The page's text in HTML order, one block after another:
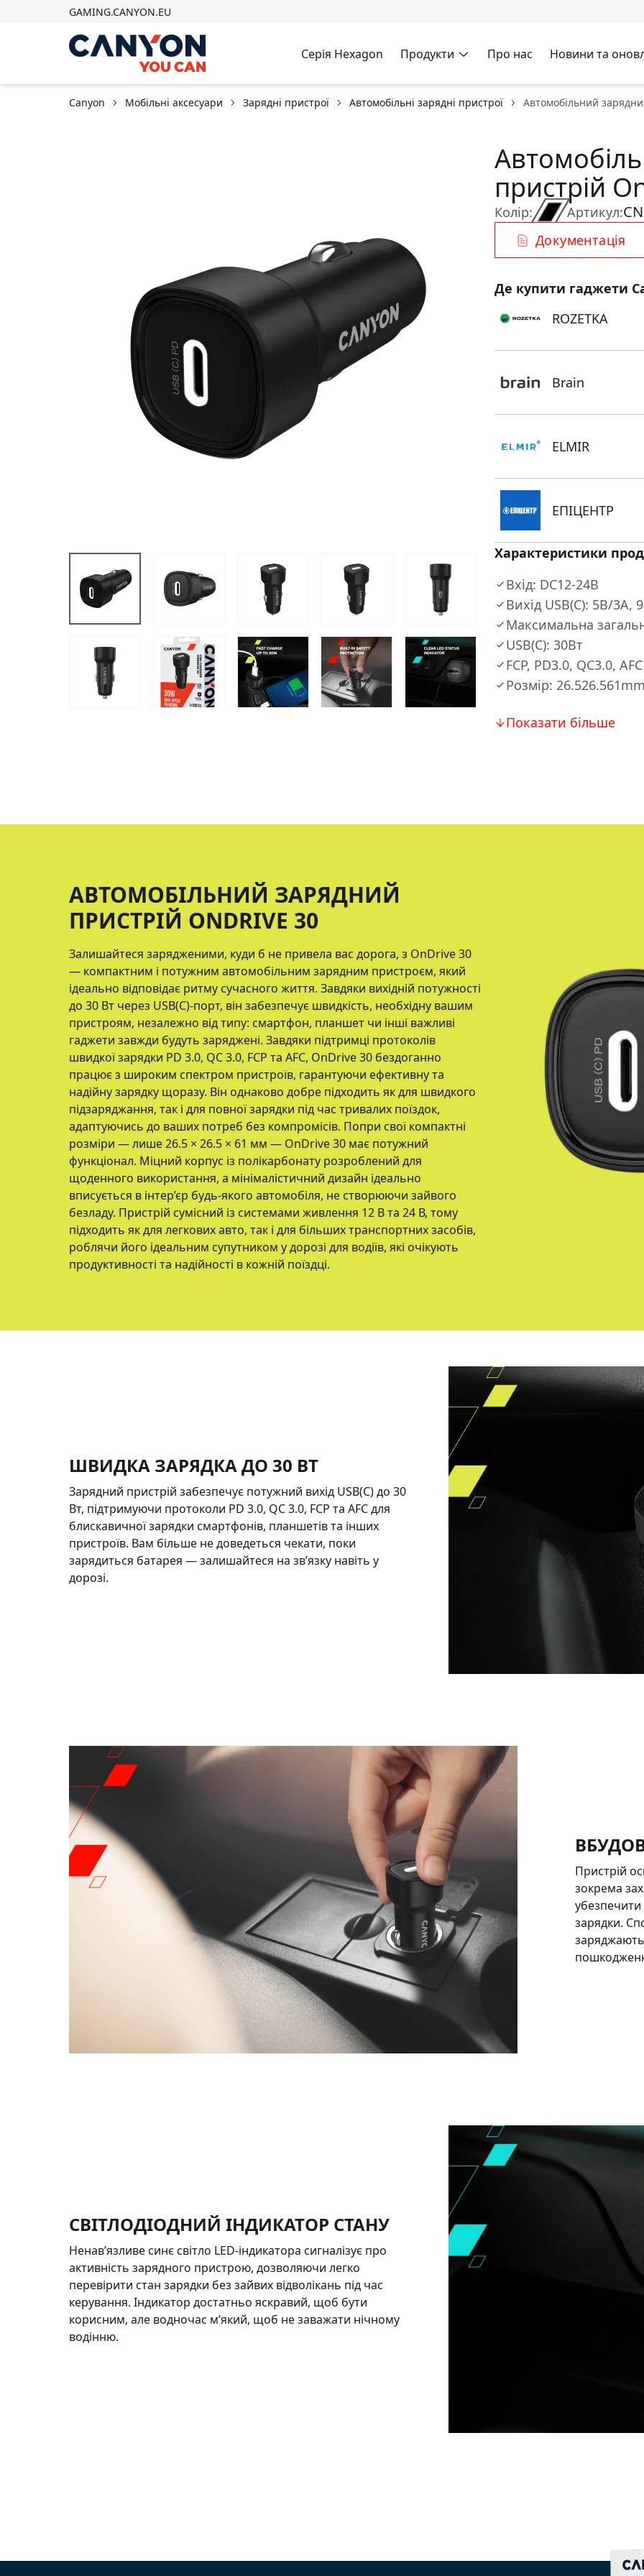
GAMING.CANYON.EU
Серія Hexagon Продукти Про нас Новини та
Canyon Мобільні аксесуари Зарядні пристрої Автомобільні зарядні пристрої Автомобільний
Колір:
пристрій
Артикул:
Документація
Характеристики
Вхід: DC12-24В
Вихід USB(C): 5В/3A,
Максимальна
USB(C): 30Вт
FCP, PD3.0, QC3.0, AFC
Розмір:
Показати більше
Де купити гаджети
ROZETKA
Brain
ELMIR
ЕПIЦЕНТР
АВТОМОБІЛЬНИЙ ЗАРЯДНИЙ
ПРИСТРІЙ ONDRIVE 30
Залишайтеся зарядженими, куди б не привела вас дорога, з OnDrive 30
— компактним і потужним автомобільним зарядним пристроєм, який
ідеально відповідає ритму сучасного життя. Завдяки вихідній потужності
до 30 Вт через USB(C)-порт, він забезпечує швидкість, необхідну вашим
пристроям, незалежно від типу: смартфон, планшет чи інші важливі
гаджети завжди будуть заряджені. Завдяки підтримці протоколів
швидкої зарядки PD 3.0, QC 3.0, FCP та AFC, OnDrive 30 бездоганно
працює з широким спектром пристроїв, гарантуючи ефективну та
надійну зарядку щоразу. Він однаково добре підходить як для швидкого
підзаряджання, так і для повної зарядки під час тривалих поїздок,
адаптуючись до ваших потреб без компромісів. Попри свої компактні
розміри — лише 26.5 × 26.5 × 61 мм — OnDrive 30 має потужний
функціонал. Міцний корпус із полікарбонату розроблений для
щоденного використання, а мінімалістичний дизайн ідеально
вписується в інтер’єр будь-якого автомобіля, не створюючи зайвого
безладу. Пристрій сумісний із системами живлення 12 В та 24 В, тому
підходить як для легкових авто, так і для більших транспортних засобів,
роблячи його ідеальним супутником у дорозі для водіїв, які очікують
продуктивності та надійності в кожній поїздці.
ШВИДКА ЗАРЯДКА ДО 30 ВТ
Зарядний пристрій забезпечує потужний вихід USB(C) до 30
Вт, підтримуючи протоколи PD 3.0, QC 3.0, FCP та AFC для
блискавичної зарядки смартфонів, планшетів та інших
пристроїв. Вам більше не доведеться чекати, поки
зарядиться батарея — залишайтеся на зв’язку навіть у
дорозі.
Пристрій
зокрема
убезпечити
зарядки.
СВІТЛОДІОДНИЙ ІНДИКАТОР СТАНУ
Ненав’язливе синє світло LED-індикатора сигналізує про
активність зарядного пристрою, дозволяючи легко
перевірити стан зарядки без зайвих відволікань під час
керування. Індикатор достатньо яскравий, щоб бути
корисним, але водночас м’який, щоб не заважати нічному
водінню.